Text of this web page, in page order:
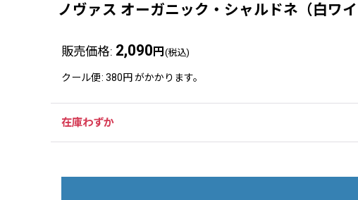
ノヴァス オーガニック・シャルドネ（白ワ
販売価格: 2,090 円 (税込)
クール便: 380円がかかります。
在庫わずか